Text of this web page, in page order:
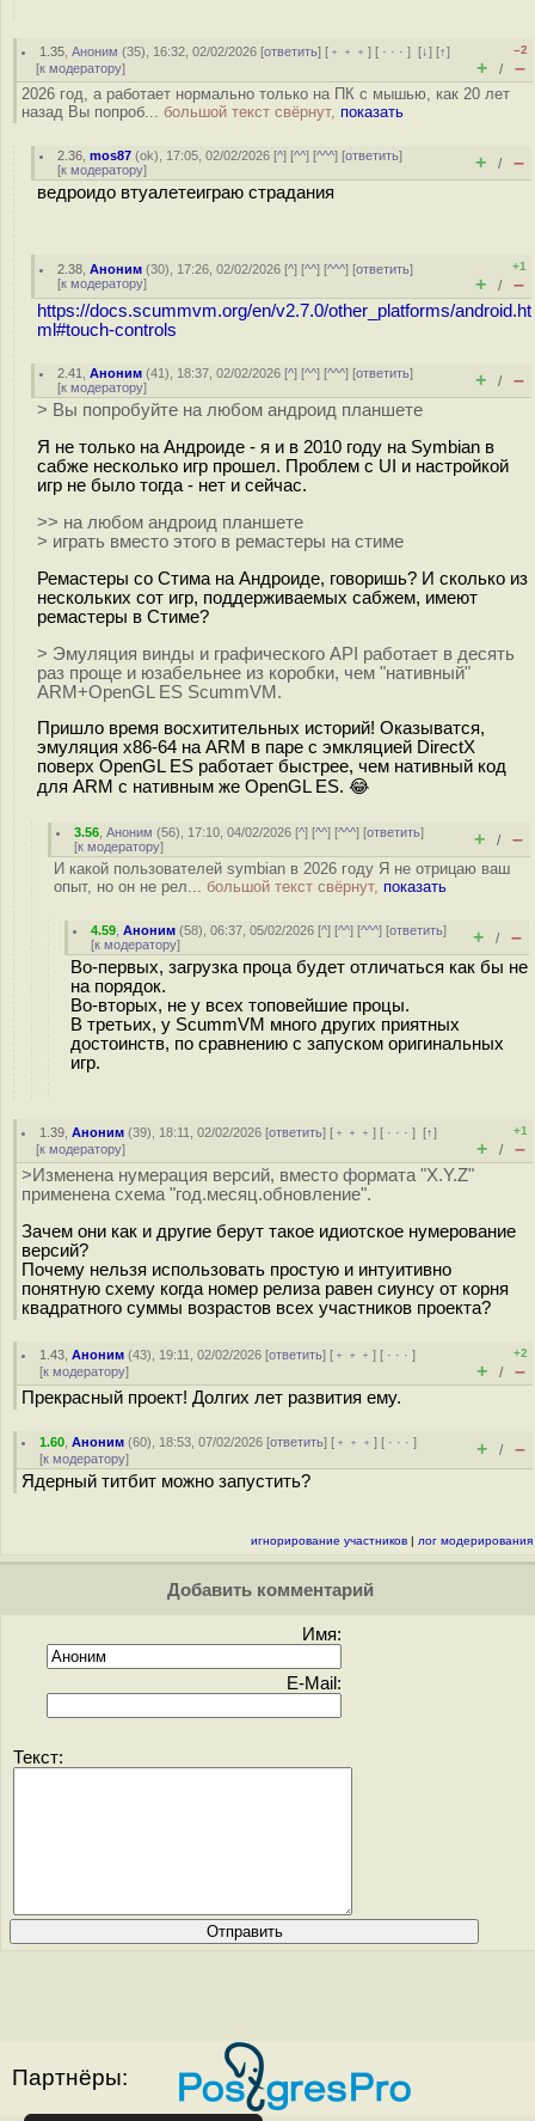
1.35 ,Аноним (35), 16:32, 02/02/2026 [ответить] [ ﹢﹢﹢] [ · · ·][↓] [↑]
[к модератору]
–2
+ / –
2026 год, а работает нормально только на ПК с мышью, как 20 лет
назад Вы попроб... большой текст свёрнут, показать
2.36 ,mos87 (ok), 17:05, 02/02/2026 [^] [^^] [^^^] [ответить]
[к модератору] + / –
ведроидо втуалетеиграю страдания
2.38 ,Аноним (30), 17:26, 02/02/2026 [^] [^^] [^^^] [ответить]
[к модератору]
+1
+ / –
https://docs.scummvm.org/en/v2.7.0/other_platforms/android.ht
ml#touch-controls
2.41 ,Аноним (41), 18:37, 02/02/2026 [^] [^^] [^^^] [ответить]
[к модератору] + / –
> Вы попробуйте на любом андроид планшете
Я не только на Андроиде - я и в 2010 году на Symbian в
сабже несколько игр прошел. Проблем с UI и настройкой
игр не было тогда - нет и сейчас.
>> на любом андроид планшете
> играть вместо этого в ремастеры на стиме
Ремастеры со Стима на Андроиде, говоришь? И сколько из
нескольких сот игр, поддерживаемых сабжем, имеют
ремастеры в Стиме?
> Эмуляция винды и графического API работает в десять
раз проще и юзабельнее из коробки, чем "нативный"
ARM+OpenGL ES ScummVM.
Пришло время восхитительных историй! Оказыватся,
эмуляция x86-64 на ARM в паре с эмкляцией DirectX
поверх OpenGL ES работает быстрее, чем нативный код
для ARM с нативным же OpenGL ES. 😂
3.56 ,Аноним (56), 17:10, 04/02/2026 [^] [^^] [^^^] [ответить]
[к модератору] + / –
И какой пользователей symbian в 2026 году Я не отрицаю ваш
опыт, но он не рел... большой текст свёрнут, показать
4.59 ,Аноним (58), 06:37, 05/02/2026 [^] [^^] [^^^] [ответить]
[к модератору] + / –
Во-первых, загрузка проца будет отличаться как бы не
на порядок.
Во-вторых, не у всех топовейшие процы.
В третьих, у ScummVM много других приятных
достоинств, по сравнению с запуском оригинальных
игр.
1.39 ,Аноним (39), 18:11, 02/02/2026 [ответить] [ ﹢﹢﹢] [ · · ·][↑]
[к модератору]
+1
+ / –
>Изменена нумерация версий, вместо формата "X.Y.Z"
применена схема "год.меcяц.обновление".
Зачем они как и другие берут такое идиотское нумерование
версий?
Почему нельзя использовать простую и интуитивно
понятную схему когда номер релиза равен сиунсу от корня
квадратного суммы возрастов всех участников проекта?
1.43 ,Аноним (43), 19:11, 02/02/2026 [ответить] [ ﹢﹢﹢] [ · · ·]
[к модератору]
+2
+ / –
Прекрасный проект! Долгих лет развития ему.
1.60 ,Аноним (60), 18:53, 07/02/2026 [ответить] [ ﹢﹢﹢] [ · · ·]
[к модератору] + / –
Ядерный титбит можно запустить?
игнорирование участников | лог модерирования
Добавить комментарий
Имя:
E-Mail:
Текст:
Партнёры: